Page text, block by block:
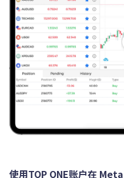
使用TOP ONE账户在